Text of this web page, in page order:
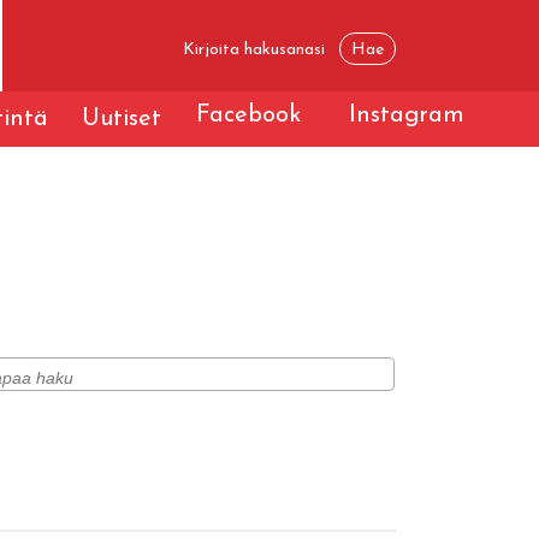
Uutiset Facebook Instagram